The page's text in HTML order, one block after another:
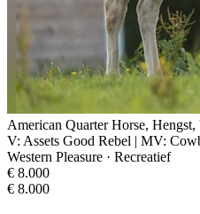
American Quarter Horse,
V: Assets Good Rebel | MV:
Western Pleasure · Recreatief
€ 8.000
€ 8.000